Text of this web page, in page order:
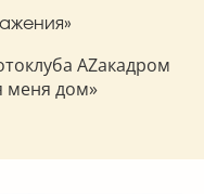
AZакадром
меня дом»